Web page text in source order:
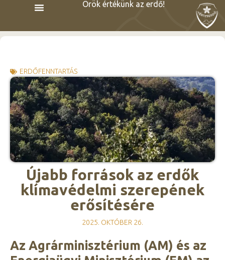
Örök értékünk az erdő!
ERDŐFENNTARTÁS
Újabb források az erdők
klímavédelmi szerepének
erősítésére
2025. OKTÓBER 26.
Az Agrárminisztérium (AM) és az